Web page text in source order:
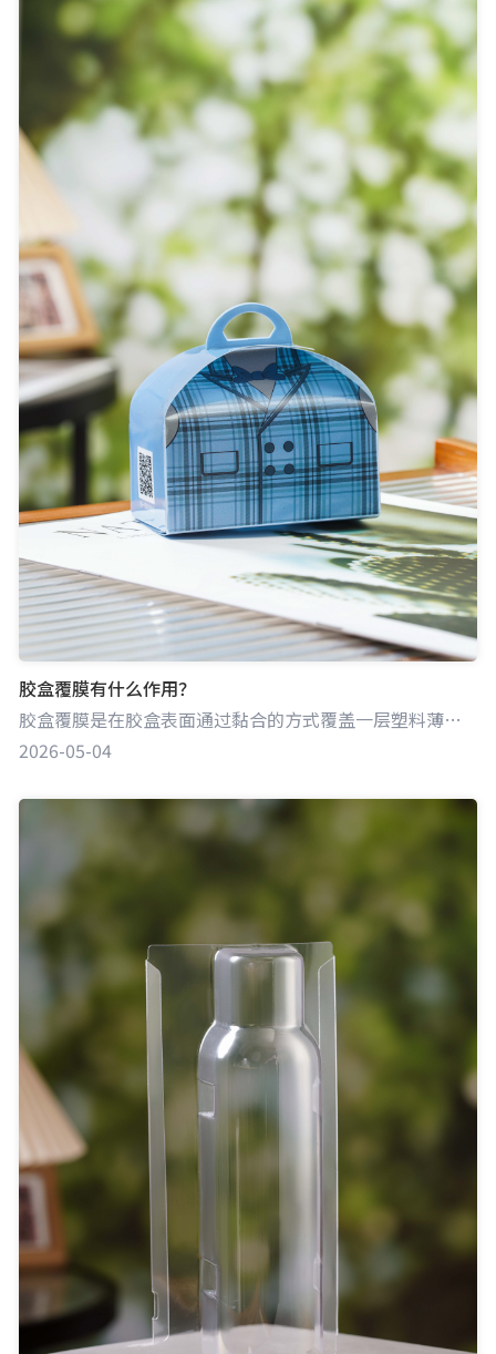
胶盒覆膜有什么作用？
胶盒覆膜是在胶盒表面通过黏合的方式覆盖一层塑料薄膜的工艺，这层薄膜常见的有光膜和哑膜。该工艺能显著提升胶盒在保护、外观等多方面的性能，是包装行业常用的处理手段。
2026-05-04